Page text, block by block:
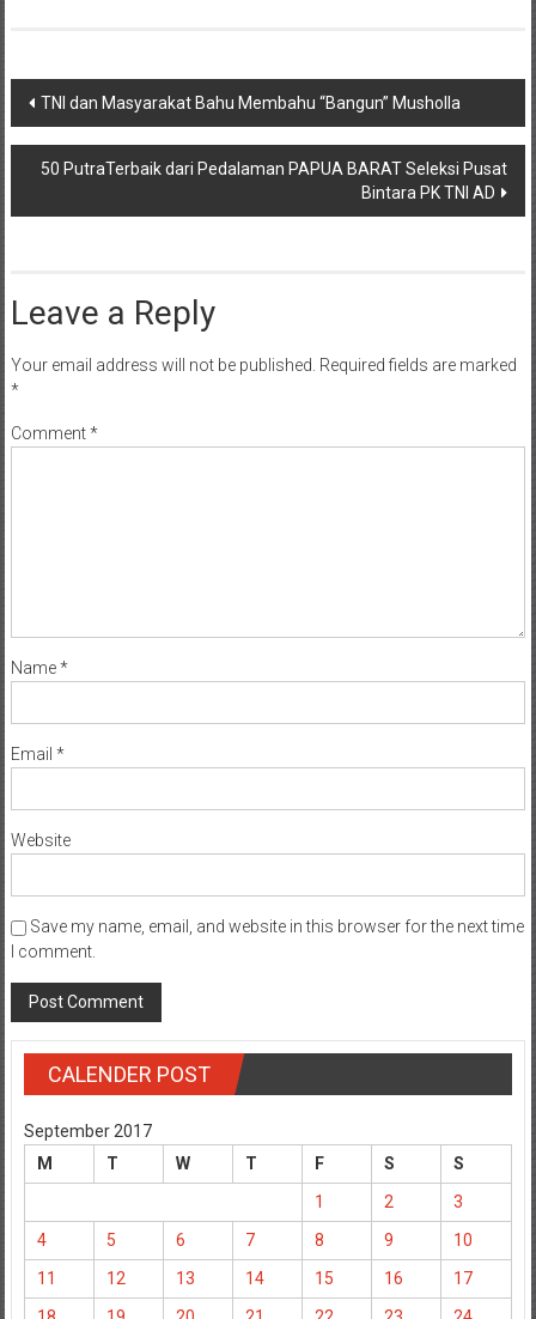
Post
navigation
TNI dan Masyarakat Bahu Membahu “Bangun” Musholla
50 PutraTerbaik dari Pedalaman PAPUA BARAT Seleksi Pusat
Bintara PK TNI AD
Leave a Reply
Your email address will not be published.
Save my name, email, and website in this browser for the next time
CALENDER POST
September 2017
M
T W T F S
S
1
2
3
4
5 6 7 8 9
10
11
12 13 14 15 16 17